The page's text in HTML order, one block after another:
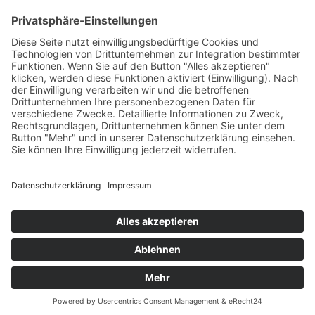
Welt-der-Zitate.com
Über unsere Zitate Sammlung
Datenschutz
Social Media Police
Impressum
Schöne Sprüche
Beliebte Themen
Berühmte Personen Aphorismen
© Welt-der-Zitate.com 2026 Alle Rechte vorbehalten